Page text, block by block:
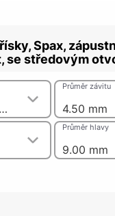
Spax,
se středovým
Hranatý hrot s patentovaným vlnovým profilem a víceúčelovou hlavouSe středovým otvorem 2,5 mm 4.50 mm
Průměr závitu
9.00 mm
Průměr hlavy